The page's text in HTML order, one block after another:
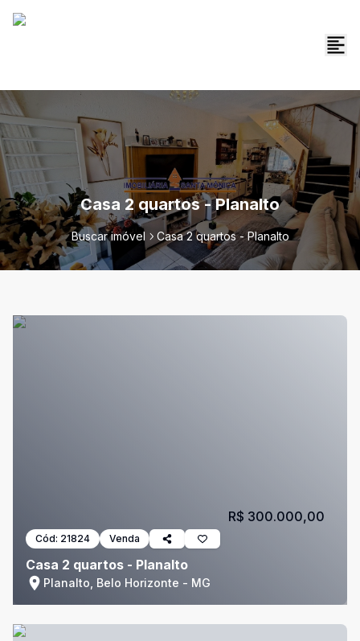
Casa 2 quartos - Planalto
Buscar imóvel Casa 2 quartos - Planalto
Cód: 21824 Venda
Casa 2 quartos - Planalto
Planalto, Belo Horizonte - MG
R$ 300.000,00